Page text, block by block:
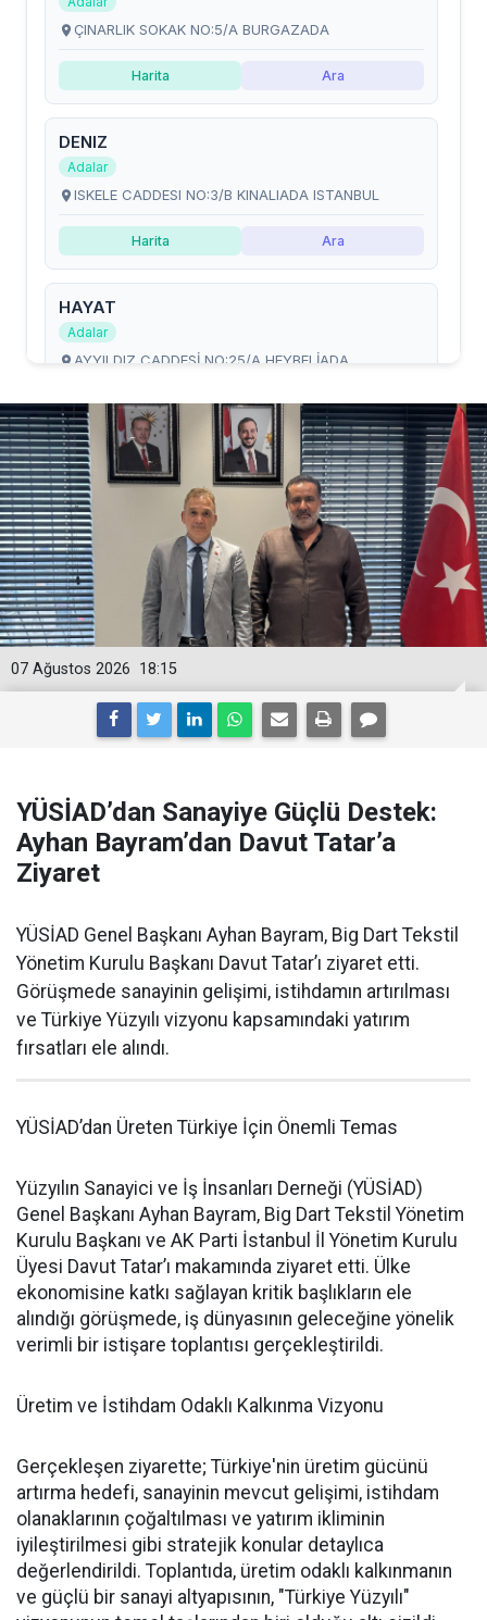
18:15
07 Ağustos 2026
YÜSİAD’dan Sanayiye Güçlü Destek:
Ayhan Bayram’dan Davut Tatar’a
Ziyaret
YÜSİAD Genel Başkanı Ayhan Bayram, Big Dart Tekstil
Yönetim Kurulu Başkanı Davut Tatar’ı ziyaret etti.
Görüşmede sanayinin gelişimi, istihdamın artırılması
ve Türkiye Yüzyılı vizyonu kapsamındaki yatırım
fırsatları ele alındı.
YÜSİAD’dan Üreten Türkiye İçin Önemli Temas
Yüzyılın Sanayici ve İş İnsanları Derneği (YÜSİAD)
Genel Başkanı Ayhan Bayram, Big Dart Tekstil Yönetim
Kurulu Başkanı ve AK Parti İstanbul İl Yönetim Kurulu
Üyesi Davut Tatar’ı makamında ziyaret etti. Ülke
ekonomisine katkı sağlayan kritik başlıkların ele
alındığı görüşmede, iş dünyasının geleceğine yönelik
verimli bir istişare toplantısı gerçekleştirildi.
Üretim ve İstihdam Odaklı Kalkınma Vizyonu
Gerçekleşen ziyarette; Türkiye'nin üretim gücünü
artırma hedefi, sanayinin mevcut gelişimi, istihdam
olanaklarının çoğaltılması ve yatırım ikliminin
iyileştirilmesi gibi stratejik konular detaylıca
değerlendirildi. Toplantıda, üretim odaklı kalkınmanın
ve güçlü bir sanayi altyapısının, "Türkiye Yüzyılı"